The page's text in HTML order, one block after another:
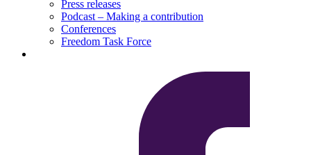
Press releases
Podcast – Making a contribution
Conferences
Freedom Task Force